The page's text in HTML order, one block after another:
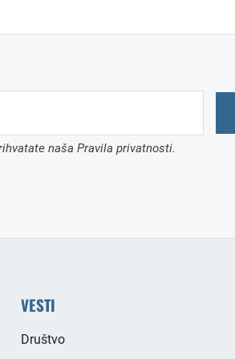
naša Pravila privatnosti.
VESTI
Društvo